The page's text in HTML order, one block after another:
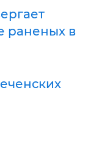
раненых в